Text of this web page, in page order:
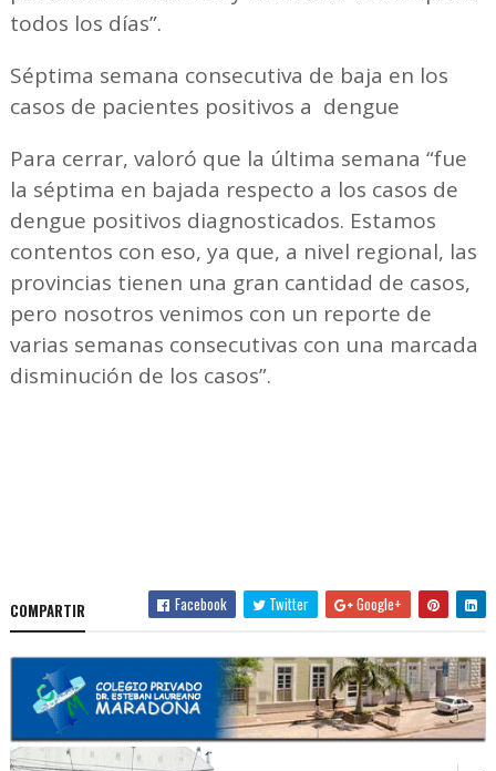
todos los días”.
Séptima semana consecutiva de baja en los
casos de pacientes positivos a dengue
Para cerrar, valoró que la última semana “fue
la séptima en bajada respecto a los casos de
dengue positivos diagnosticados. Estamos
contentos con eso, ya que, a nivel regional, las
provincias tienen una gran cantidad de casos,
pero nosotros venimos con un reporte de
varias semanas consecutivas con una marcada
disminución de los casos”.
COMPARTIR Facebook Twitter Google+